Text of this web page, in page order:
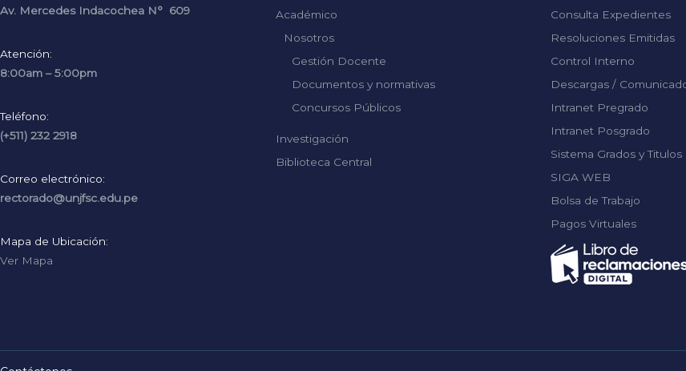
Av. Mercedes Indacochea N° 609
Atención:
8:00am – 5:00pm
Teléfono:
(+511) 232 2918
Correo electrónico:
rectorado@unjfsc.edu.pe
Mapa de Ubicación:
Ver Mapa
Académico
Nosotros
Gestión Docente
Documentos y normativas
Concursos Públicos
Investigación
Biblioteca Central
Consulta Expedientes
Resoluciones Emitidas
Control Interno
Descargas /
Intranet Pregrado
Intranet Posgrado
Sistema Grados y Titulos
SIGA WEB
Bolsa de Trabajo
Pagos Virtuales